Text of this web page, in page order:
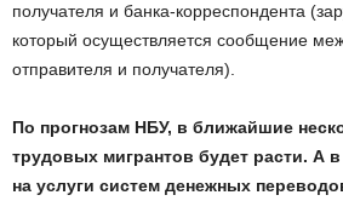
получателя и банка-корреспондента
который осуществляется сообщение
отправителя и получателя).
По прогнозам НБУ, в ближайшие
трудовых мигрантов будет расти. А
на услуги систем денежных